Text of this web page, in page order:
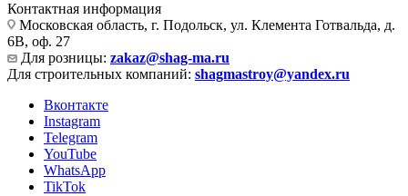
Контактная информация
Московская область, г. Подольск, ул. Клемента Готвальда, д.
6В, оф. 27
Для розницы: zakaz@shag-ma.ru
Для строительных компаний: shagmastroy@yandex.ru
Вконтакте
Instagram
Telegram
YouTube
WhatsApp
TikTok